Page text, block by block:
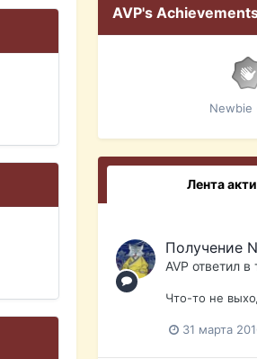
AVP's
Newbie
Лента
Получение
AVP ответил в
Что-то не
31 марта